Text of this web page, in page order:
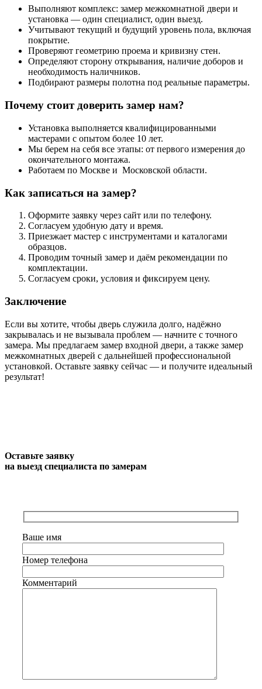
Выполняют комплекс: замер межкомнатной двери и
установка — один специалист, один выезд.
Учитывают текущий и будущий уровень пола, включая
покрытие.
Проверяют геометрию проема и кривизну стен.
Определяют сторону открывания, наличие доборов и
необходимость наличников.
Подбирают размеры полотна под реальные параметры.
Почему стоит доверить замер нам?
Установка выполняется квалифицированными
мастерами с опытом более 10 лет.
Мы берем на себя все этапы: от первого измерения до
окончательного монтажа.
Работаем по Москве и Московской области.
Как записаться на замер?
Оформите заявку через сайт или по телефону.
Согласуем удобную дату и время.
Приезжает мастер с инструментами и каталогами
образцов.
Проводим точный замер и даём рекомендации по
комплектации.
Согласуем сроки, условия и фиксируем цену.
Заключение
Если вы хотите, чтобы дверь служила долго, надёжно
закрывалась и не вызывала проблем — начните с точного
замера. Мы предлагаем замер входной двери, а также замер
межкомнатных дверей с дальнейшей профессиональной
установкой. Оставьте заявку сейчас — и получите идеальный
результат!
Оставьте заявку
на выезд специалиста по замерам
Ваше имя
Номер телефона
Комментарий